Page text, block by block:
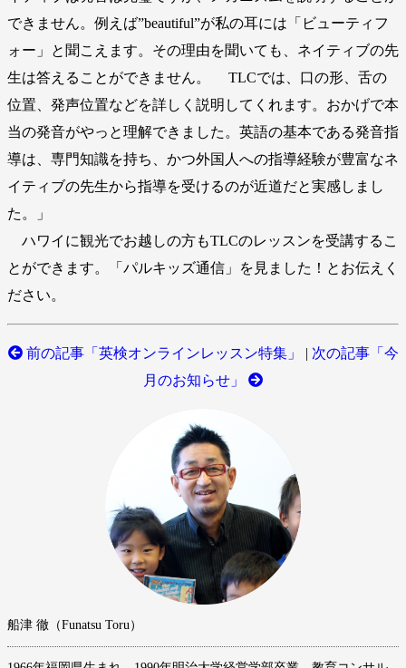
できません。例えば”beautiful”が私の耳には「ビューティフ
ォー」と聞こえます。その理由を聞いても、ネイティブの先
生は答えることができません。 TLCでは、口の形、舌の
位置、発声位置などを詳しく説明してくれます。おかげで本
当の発音がやっと理解できました。英語の基本である発音指
導は、専門知識を持ち、かつ外国人への指導経験が豊富なネ
イティブの先生から指導を受けるのが近道だと実感しまし
た。」
ハワイに観光でお越しの方もTLCのレッスンを受講するこ
とができます。「パルキッズ通信」を見ました！とお伝えく
ださい。
前の記事「英検オンラインレッスン特集」 | 次の記事「今
月のお知らせ」
船津 徹（Funatsu Toru）